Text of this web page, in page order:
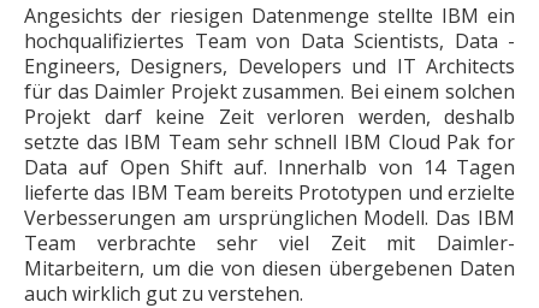
Angesichts der riesigen Datenmenge stellte IBM ein
hochqualifiziertes Team von Data Scientists, Data ­
Engineers, Designers, Developers und IT Architects
für das Daimler Projekt zusammen. Bei einem solchen
Projekt darf keine Zeit verloren werden, deshalb
setzte das IBM Team sehr schnell IBM Cloud Pak for
Data auf Open Shift auf. Innerhalb von 14 Tagen
lieferte das IBM Team bereits Prototypen und erzielte
Verbesserungen am ursprünglichen Modell. Das IBM
Team verbrachte sehr viel Zeit mit Daimler-
Mitarbeitern, um die von diesen übergebenen Daten
auch ­wirklich gut zu verstehen.